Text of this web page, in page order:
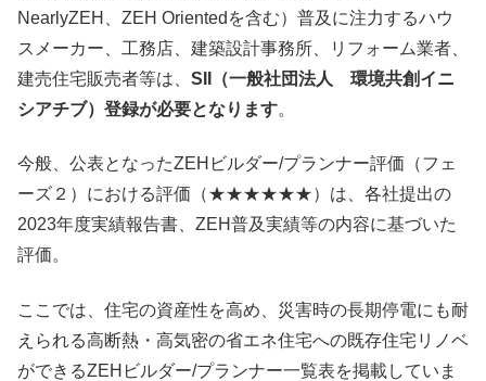
NearlyZEH、ZEH Orientedを含む）普及に注力するハウ
スメーカー、工務店、建築設計事務所、リフォーム業者、
建売住宅販売者等は、 SII（一般社団法人 環境共創イニ
シアチブ）登録が必要となります。
今般、公表となったZEHビルダー/プランナー評価（フェ
ーズ２）における評価（★★★★★★）は、各社提出の
2023年度実績報告書、ZEH普及実績等の内容に基づいた
評価。
ここでは、住宅の資産性を高め、災害時の長期停電にも耐
えられる高断熱・高気密の省エネ住宅への既存住宅リノベ
ができるZEHビルダー/プランナー一覧表を掲載していま